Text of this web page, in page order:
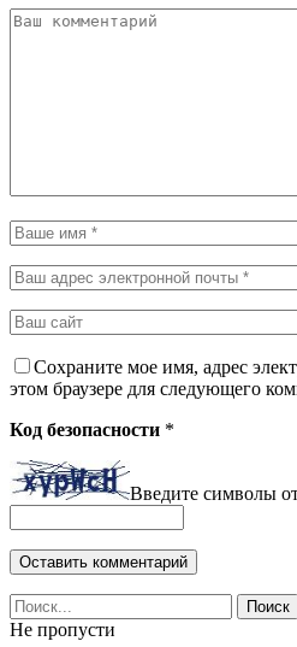
Сохраните мое имя, адрес
этом браузере для следующего
Код безопасности *
Введите символы
Не пропусти